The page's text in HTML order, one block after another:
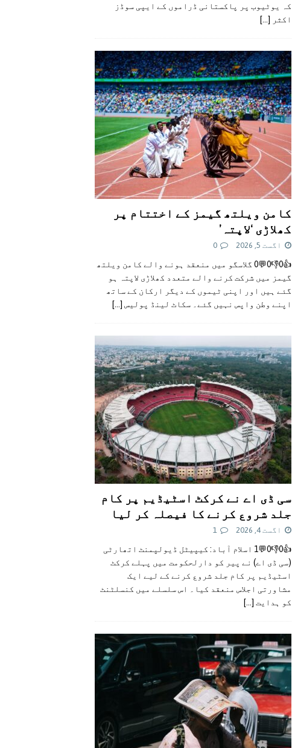
کہ یوٹیوب پر پاکستانی ڈراموں کے ایپی سوڈز
اکثر
[...]
کامن ویلتھ گیمز کے اختتام پر
کھلاڑی ‘لاپتہ’
اگست 5, 2026 0
👍0👎0💬0 گلاسگو میں منعقد ہونے والے کامن ویلتھ
گیمز میں شرکت کرنے والے متعدد کھلاڑی لاپتہ ہو
گئے ہیں اور اپنی ٹیموں کے دیگر ارکان کے ساتھ
اپنے وطن واپس نہیں گئے۔ سکاٹ لینڈ پولیس [...]
سی ڈی اے نے کرکٹ اسٹیڈیم پر کام
جلد شروع کرنے کا فیصلہ کر لیا
اگست 4, 2026 1
👍0👎0💬1 اسلام آباد: کیپیٹل ڈیولپمنٹ اتھارٹی
(سی ڈی اے) نے پیر کو دارلحکومت میں پہلے کرکٹ
اسٹیڈیم پر کام جلد شروع کرنے کے لیے ایک
مشاورتی اجلاس منعقد کیا۔ اس سلسلے میں کنسلٹنٹ
کو ہدایت [...]